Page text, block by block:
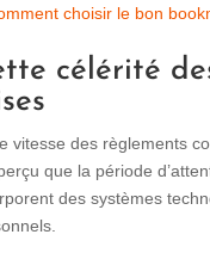
choisir le bon
célérité
vitesse des règlements
que la période
des systèmes